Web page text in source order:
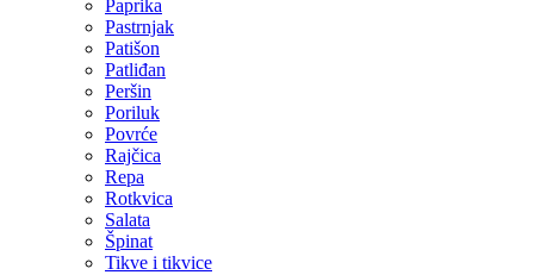
Paprika
Pastrnjak
Patišon
Patliđan
Peršin
Poriluk
Povrće
Rajčica
Repa
Rotkvica
Salata
Špinat
Tikve i tikvice